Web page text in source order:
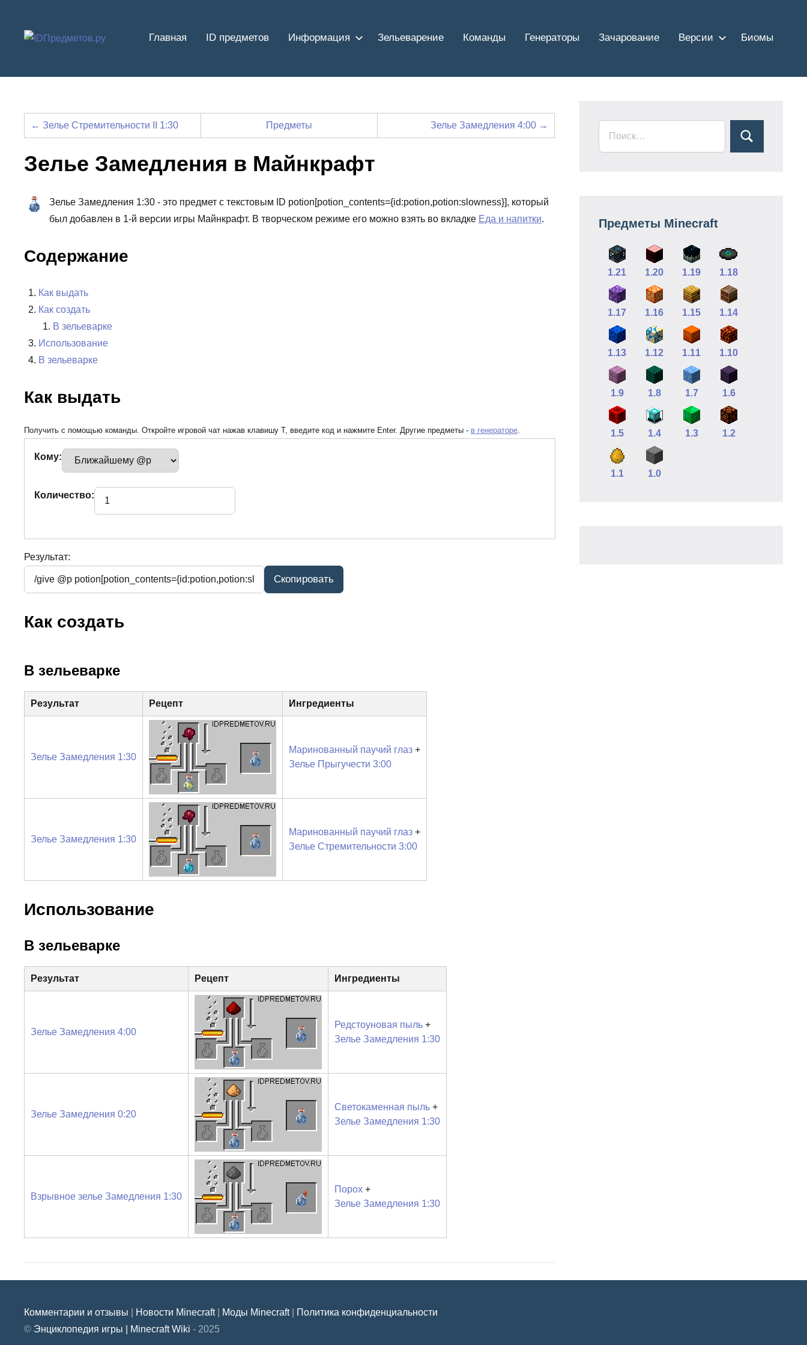
содержимому
Главная ID предметов Информация Зельеварение Команды Генераторы Зачарование Версии Биомы
← Зелье Стремительности II 1:30 Предметы Зелье Замедления 4:00 →
Зелье Замедления в Майнкрафт
Зелье Замедления 1:30 - это предмет с текстовым ID potion[potion_contents={id:potion,potion:slowness}], который
был добавлен в 1-й версии игры Майнкрафт. В творческом режиме его можно взять во вкладке Еда и напитки.
Содержание
Как выдать
Как создать
В зельеварке
Использование
В зельеварке
Как выдать
Получить с помощью команды. Откройте игровой чат нажав клавишу T, введите код и нажмите Enter. Другие предметы - в генераторе
Кому:
Количество:
Результат:
Как создать
В зельеварке
Результат Рецепт Ингредиенты
Зелье Замедления 1:30
Маринованный паучий глаз+
Зелье Прыгучести 3:00
Зелье Замедления 1:30
Маринованный паучий глаз+
Зелье Стремительности 3:00
Использование
В зельеварке
Результат Рецепт Ингредиенты
Зелье Замедления 4:00
Редстоуновая пыль+
Зелье Замедления 1:30
Зелье Замедления 0:20
Светокаменная пыль+
Зелье Замедления 1:30
Взрывное зелье Замедления 1:30
Порох+
Зелье Замедления 1:30
Предметы Minecraft
1.21 1.20 1.19 1.18
1.17 1.16 1.15 1.14
1.13 1.12 1.11 1.10
1.9 1.8 1.7 1.6
1.5 1.4 1.3 1.2
1.1 1.0
Комментарии и отзывы Новости Minecraft| Моды Minecraft|
Политика конфиденциальности
© Энциклопедия игры | Minecraft Wiki - 2025